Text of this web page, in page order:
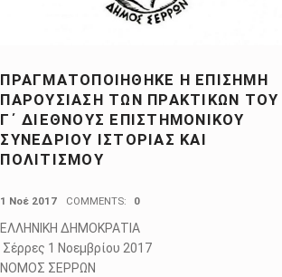
ΠΡΑΓΜΑΤΟΠΟΙΉΘΗΚΕ Η ΕΠΊΣΗΜΗ
ΠΑΡΟΥΣΊΑΣΗ ΤΩΝ ΠΡΑΚΤΙΚΏΝ ΤΟΥ
Γ΄ ΔΙΕΘΝΟΎΣ ΕΠΙΣΤΗΜΟΝΙΚΟΎ
ΣΥΝΕΔΡΊΟΥ ΙΣΤΟΡΊΑΣ ΚΑΙ
ΠΟΛΙΤΙΣΜΟΎ
1 Νοέ 2017 COMMENTS: 0
ΕΛΛΗΝΙΚΗ ΔΗΜΟΚΡΑΤΙΑ
Σέρρες 1 Νοεμβρίου 2017
ΝΟΜΟΣ ΣΕΡΡΩΝ